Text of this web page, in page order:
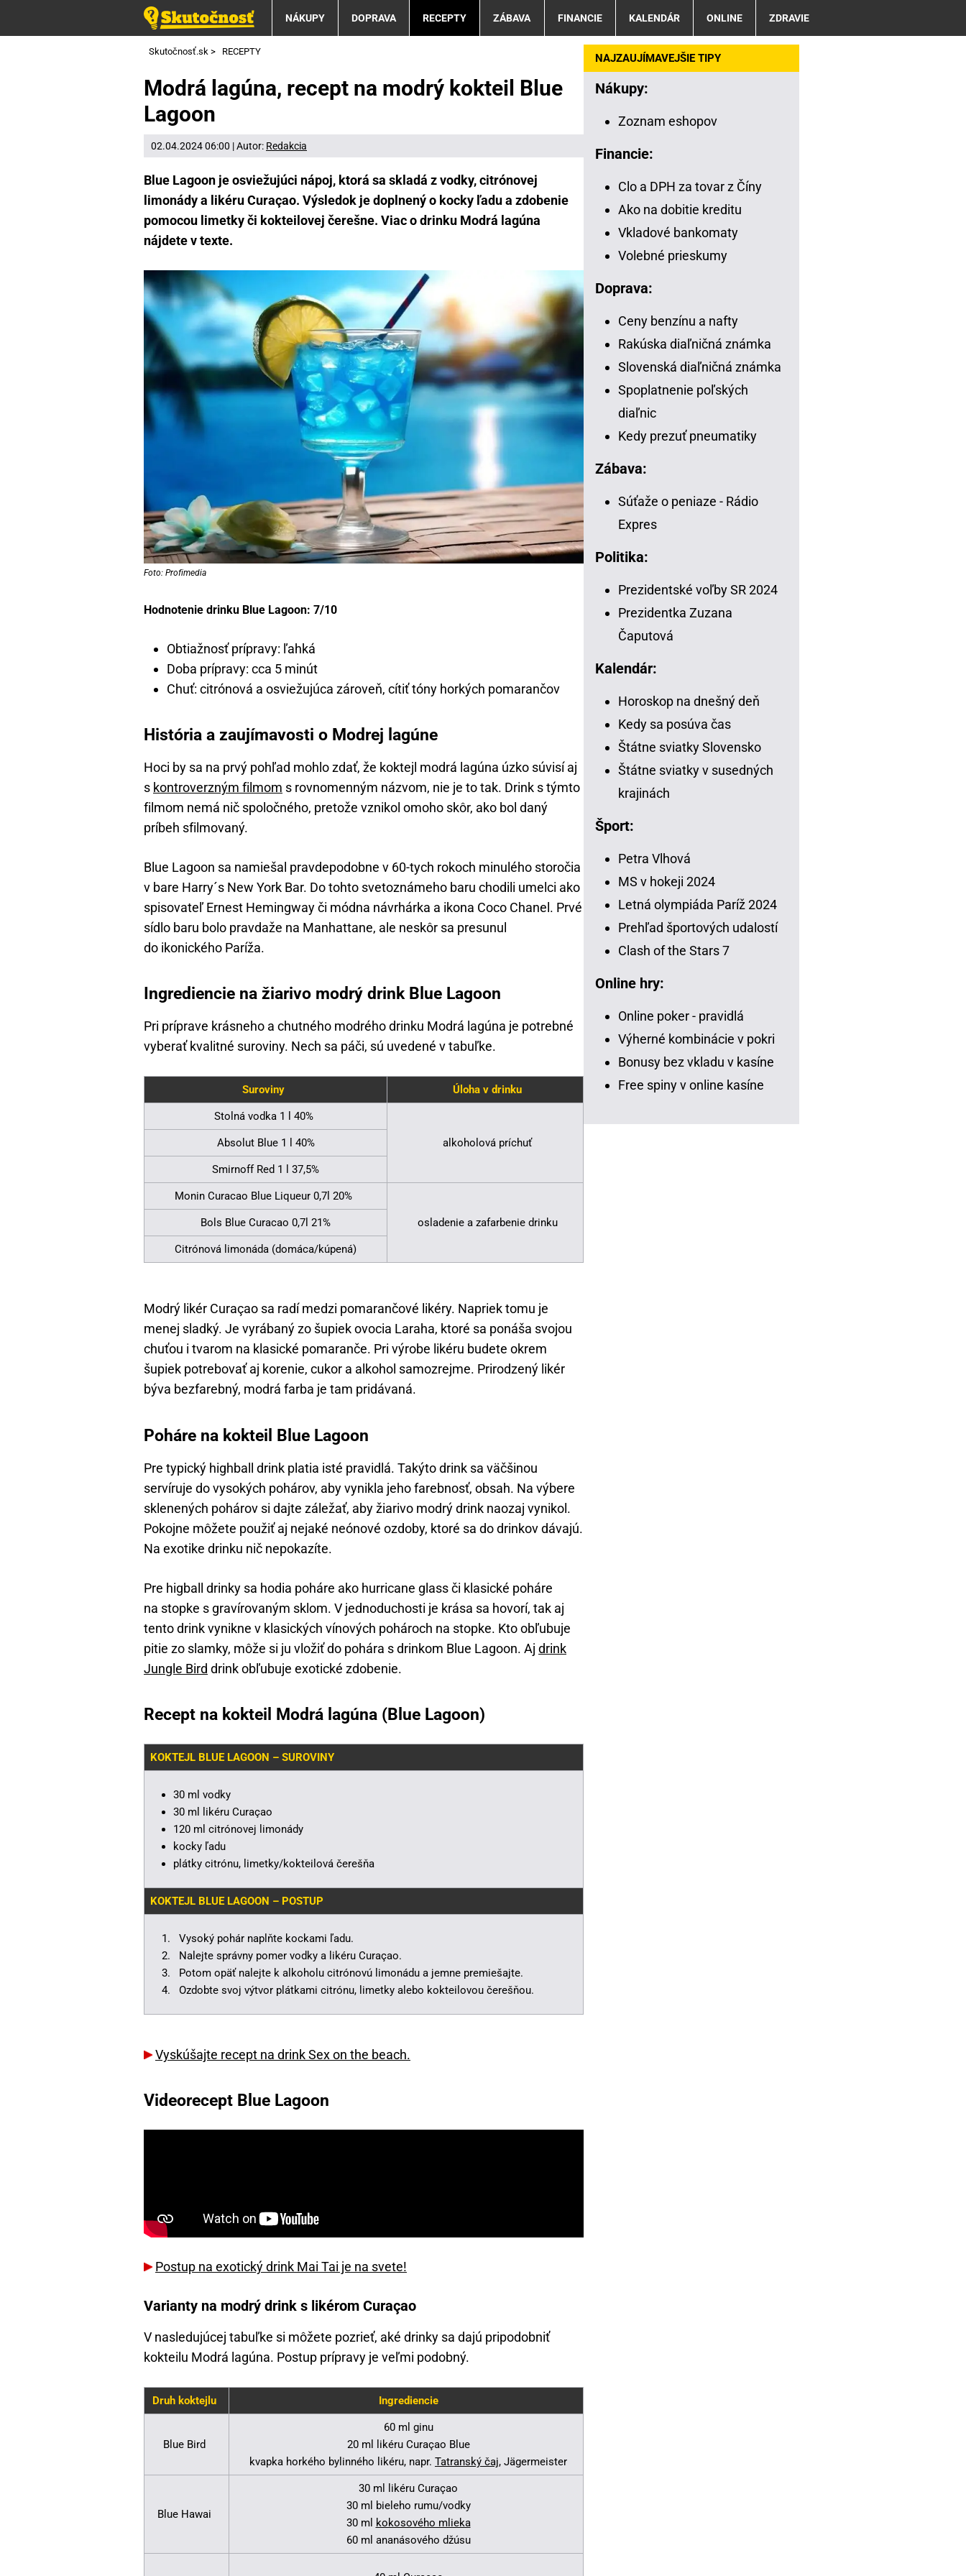
NÁKUPY DOPRAVA RECEPTY ZÁBAVA FINANCIE KALENDÁR ONLINE ZDRAVIE
Skutočnosť.sk > RECEPTY
Modrá lagúna, recept na modrý kokteil Blue
Lagoon
02.04.2024 06:00 | Autor: Redakcia
Blue Lagoon je osviežujúci nápoj, ktorá sa skladá z vodky, citrónovej
limonády a likéru Curaçao. Výsledok je doplnený o kocky ľadu a zdobenie
pomocou limetky či kokteilovej čerešne. Viac o drinku Modrá lagúna
nájdete v texte.
Foto: Profimedia
Hodnotenie drinku Blue Lagoon: 7/10
Obtiažnosť prípravy: ľahká
Doba prípravy: cca 5 minút
Chuť: citrónová a osviežujúca zároveň, cítiť tóny horkých pomarančov
História a zaujímavosti o Modrej lagúne
Hoci by sa na prvý pohľad mohlo zdať, že koktejl modrá lagúna úzko súvisí aj
s kontroverzným filmom s rovnomenným názvom, nie je to tak. Drink s týmto
filmom nemá nič spoločného, pretože vznikol omoho skôr, ako bol daný
príbeh sfilmovaný.
Blue Lagoon sa namiešal pravdepodobne v 60-tych rokoch minulého storočia
v bare Harry´s New York Bar. Do tohto svetoznámeho baru chodili umelci ako
spisovateľ Ernest Hemingway či módna návrhárka a ikona Coco Chanel. Prvé
sídlo baru bolo pravdaže na Manhattane, ale neskôr sa presunul
do ikonického Paríža.
Ingrediencie na žiarivo modrý drink Blue Lagoon
Pri príprave krásneho a chutného modrého drinku Modrá lagúna je potrebné
vyberať kvalitné suroviny. Nech sa páči, sú uvedené v tabuľke.
Suroviny Úloha v drinku
Stolná vodka 1 l 40%
alkoholová príchuť
Absolut Blue 1 l 40%
Smirnoff Red 1 l 37,5%
Monin Curacao Blue Liqueur 0,7l 20%
osladenie a zafarbenie drinku
Bols Blue Curacao 0,7l 21%
Citrónová limonáda (domáca/kúpená)
Modrý likér Curaçao sa radí medzi pomarančové likéry. Napriek tomu je
menej sladký. Je vyrábaný zo šupiek ovocia Laraha, ktoré sa ponáša svojou
chuťou i tvarom na klasické pomaranče. Pri výrobe likéru budete okrem
šupiek potrebovať aj korenie, cukor a alkohol samozrejme. Prirodzený likér
býva bezfarebný, modrá farba je tam pridávaná.
Poháre na kokteil Blue Lagoon
Pre typický highball drink platia isté pravidlá. Takýto drink sa väčšinou
servíruje do vysokých pohárov, aby vynikla jeho farebnosť, obsah. Na výbere
sklenených pohárov si dajte záležať, aby žiarivo modrý drink naozaj vynikol.
Pokojne môžete použiť aj nejaké neónové ozdoby, ktoré sa do drinkov dávajú.
Na exotike drinku nič nepokazíte.
Pre higball drinky sa hodia poháre ako hurricane glass či klasické poháre
na stopke s gravírovaným sklom. V jednoduchosti je krása sa hovorí, tak aj
tento drink vynikne v klasických vínových pohároch na stopke. Kto obľubuje
pitie zo slamky, môže si ju vložiť do pohára s drinkom Blue Lagoon. Aj drink
Jungle Bird drink obľubuje exotické zdobenie.
Recept na kokteil Modrá lagúna (Blue Lagoon)
KOKTEJL BLUE LAGOON – SUROVINY
30 ml vodky
30 ml likéru Curaçao
120 ml citrónovej limonády
kocky ľadu
plátky citrónu, limetky/kokteilová čerešňa
KOKTEJL BLUE LAGOON – POSTUP
Vysoký pohár naplňte kockami ľadu.
Nalejte správny pomer vodky a likéru Curaçao.
Potom opäť nalejte k alkoholu citrónovú limonádu a jemne premiešajte.
Ozdobte svoj výtvor plátkami citrónu, limetky alebo kokteilovou čerešňou.
Vyskúšajte recept na drink Sex on the beach.
Videorecept Blue Lagoon
Postup na exotický drink Mai Tai je na svete!
Varianty na modrý drink s likérom Curaçao
V nasledujúcej tabuľke si môžete pozrieť, aké drinky sa dajú pripodobniť
kokteilu Modrá lagúna. Postup prípravy je veľmi podobný.
Druh koktejlu Ingrediencie
Blue Bird
60 ml ginu
20 ml likéru Curaçao Blue
kvapka horkého bylinného likéru, napr. Tatranský čaj, Jägermeister
Blue Hawai
30 ml likéru Curaçao
30 ml bieleho rumu/vodky
30 ml kokosového mlieka
60 ml ananásového džúsu
NAJZAUJÍMAVEJŠIE TIPY
Nákupy:
Zoznam eshopov
Financie:
Clo a DPH za tovar z Číny
Ako na dobitie kreditu
Vkladové bankomaty
Volebné prieskumy
Doprava:
Ceny benzínu a nafty
Rakúska diaľničná známka
Slovenská diaľničná známka
Spoplatnenie poľských
diaľnic
Kedy prezuť pneumatiky
Zábava:
Súťaže o peniaze - Rádio
Expres
Politika:
Prezidentské voľby SR 2024
Prezidentka Zuzana
Čaputová
Kalendár:
Horoskop na dnešný deň
Kedy sa posúva čas
Štátne sviatky Slovensko
Štátne sviatky v susedných
krajinách
Šport:
Petra Vlhová
MS v hokeji 2024
Letná olympiáda Paríž 2024
Prehľad športových udalostí
Clash of the Stars 7
Online hry:
Online poker - pravidlá
Výherné kombinácie v pokri
Bonusy bez vkladu v kasíne
Free spiny v online kasíne